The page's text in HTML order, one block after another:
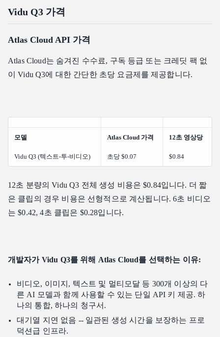
Vidu Q3 가격
Atlas Cloud API 가격
Atlas Cloud는 숨겨진 수수료, 구독 등급 또는 크레딧 팩 없
이 Vidu Q3에 대한 간단한 초당 요금제를 제공합니다.
모델 Atlas Cloud 가격 12초 영상당
Vidu Q3 (텍스트-투-비디오) 초당 $0.07 $0.84
12초 분량의 Vidu Q3 전체 생성 비용은 $0.84입니다. 더 짧
은 클립의 경우 비용은 선형적으로 계산됩니다. 6초 비디오
는 $0.42, 4초 클립은 $0.28입니다.
개발자가 Vidu Q3를 위해 Atlas Cloud를 선택하는 이유:
비디오, 이미지, 텍스트 및 멀티모달 등 300개 이상의 다
른 AI 모델과 함께 사용할 수 있는 단일 API 키 제공. 하
나의 통합, 하나의 청구서.
대기열 지연 없음 -- 일관된 생성 시간을 보장하는 프로
덕션급 인프라.